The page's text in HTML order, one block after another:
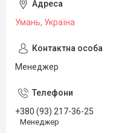
Умань, Україна
Менеджер
+380 (93) 217-36-25
Менеджер